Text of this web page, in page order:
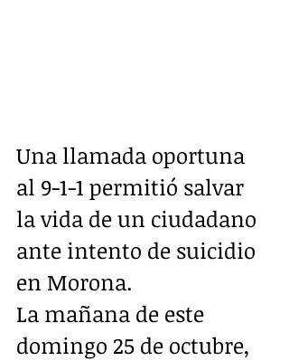
Una llamada oportuna
al 9-1-1 permitió salvar
la vida de un ciudadano
ante intento de suicidio
en Morona.
La mañana de este
domingo 25 de octubre,